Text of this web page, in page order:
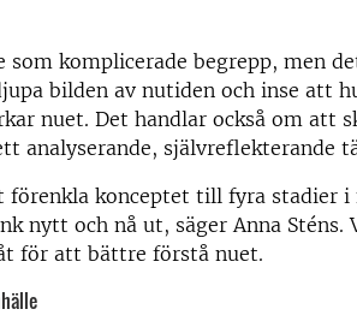
som komplicerade begrepp, men
bilden av nutiden och inse att
nuet. Det handlar också om att
analyserande, självreflekterande
förenkla konceptet till fyra stadier i
nytt och nå ut, säger Anna
för att bättre förstå nuet.